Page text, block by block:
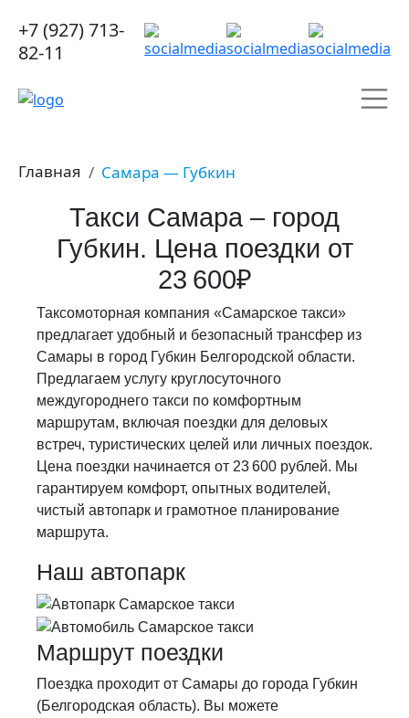
+7 (927) 713-
82-11
Главная Самара — Губкин
Такси Самара – город
Губкин. Цена поездки от
23 600₽
Таксомоторная компания «Самарское такси»
предлагает удобный и безопасный трансфер из
Самары в город Губкин Белгородской области.
Предлагаем услугу круглосуточного
междугороднего такси по комфортным
маршрутам, включая поездки для деловых
встреч, туристических целей или личных поездок.
Цена поездки начинается от 23 600 рублей. Мы
гарантируем комфорт, опытных водителей,
чистый автопарк и грамотное планирование
маршрута.
Наш автопарк
Маршрут поездки
Поездка проходит от Самары до города Губкин
(Белгородская область). Вы можете